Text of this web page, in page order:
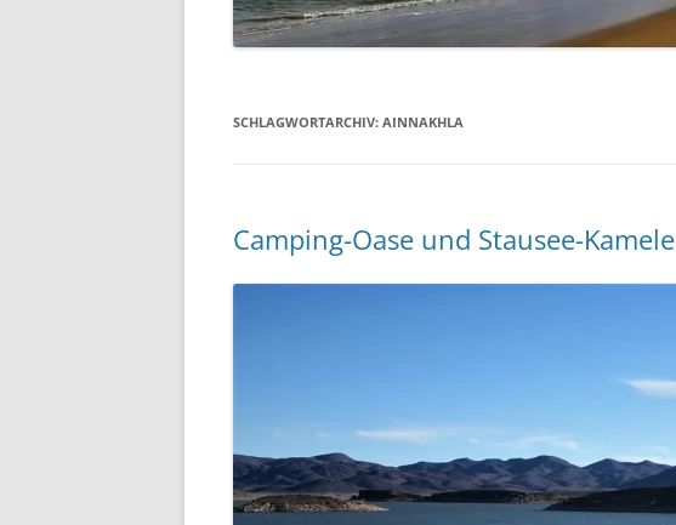
SCHLAGWORTARCHIV: AINNAKHLA
Camping-Oase und Stausee-Kamele